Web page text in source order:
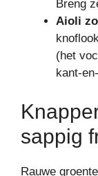
Breng
Aioli
(het
kant-
sappig
Rauwe